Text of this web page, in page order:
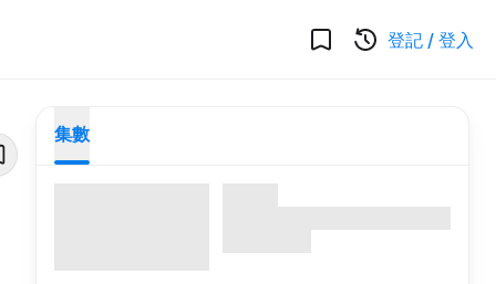
登記 / 登入
集數